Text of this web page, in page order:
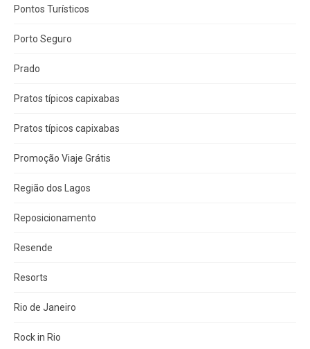
Pontos Turísticos
Porto Seguro
Prado
Pratos típicos capixabas
Pratos típicos capixabas
Promoção Viaje Grátis
Região dos Lagos
Reposicionamento
Resende
Resorts
Rio de Janeiro
Rock in Rio